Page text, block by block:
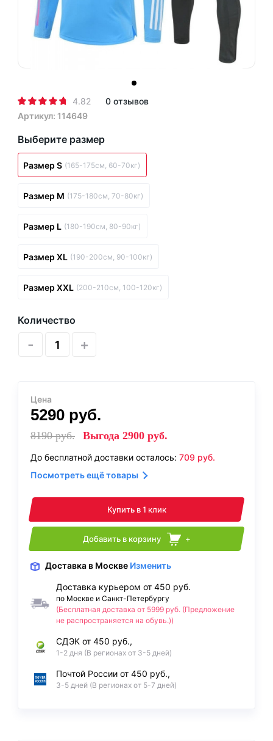
4.82
0 отзывов
Артикул: 114649
Выберите размер
Размер S (165-175см, 60-70кг)
Размер M (175-180см, 70-80кг)
Размер L (180-190см, 80-90кг)
Размер XL (190-200см, 90-100кг)
Размер XXL (200-210см, 100-120кг)
Количество
- +
Цена
5290 руб.
8190руб. Выгода 2900 руб.
До бесплатной доставки осталось: 709 руб.
Посмотреть ещё товары
Купить в 1 клик
Добавить в корзину +
Доставка в Москве Изменить
Доставка курьером от 450 руб.
по Москве и Санкт-Петербургу
(Бесплатная доставка от 5999 руб. (Предложение
не распространяется на обувь.))
СДЭК от 450 руб.,
1-2 дня (В регионах от 3-5 дней)
Почтой России от 450 руб.,
3-5 дней (В регионах от 5-7 дней)